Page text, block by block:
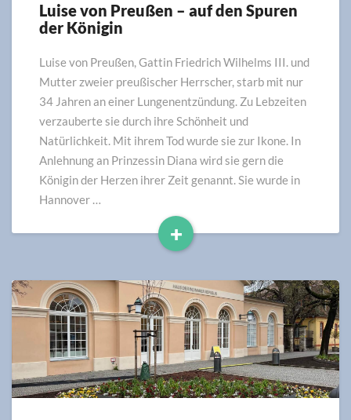
Luise
von
–
auf
den
der
Königin
Luise von Preußen – auf den Spuren
der Königin
Luise von Preußen, Gattin Friedrich Wilhelms III. und
Mutter zweier preußischer Herrscher, starb mit nur
34 Jahren an einer Lungenentzündung. Zu Lebzeiten
verzauberte sie durch ihre Schönheit und
Natürlichkeit. Mit ihrem Tod wurde sie zur Ikone. In
Anlehnung an Prinzessin Diana wird sie gern die
Königin der Herzen ihrer Zeit genannt. Sie wurde in
Hannover …
+
Read